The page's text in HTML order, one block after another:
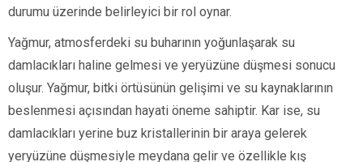
durumu üzerinde belirleyici bir rol oynar.
Yağmur, atmosferdeki su buharının yoğunlaşarak su
damlacıkları haline gelmesi ve yeryüzüne düşmesi sonucu
oluşur. Yağmur, bitki örtüsünün gelişimi ve su kaynaklarının
beslenmesi açısından hayati öneme sahiptir. Kar ise, su
damlacıkları yerine buz kristallerinin bir araya gelerek
yeryüzüne düşmesiyle meydana gelir ve özellikle kış